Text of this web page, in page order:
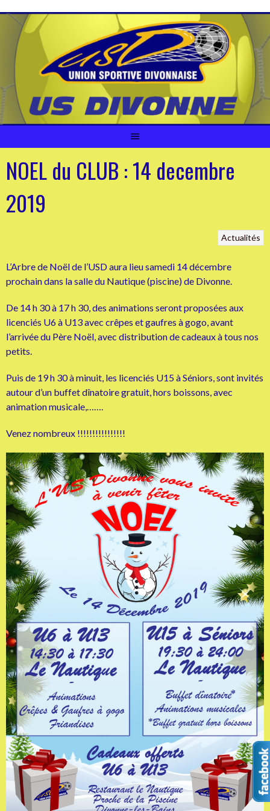
contenu
NOEL du CLUB : 14 decembre
2019
Actualités
L’Arbre de Noël de l’USD aura lieu samedi 14 décembre
prochain dans la salle du Nautique (piscine) de Divonne.
De 14 h 30 à 17 h 30, des animations seront proposées aux
licenciés U6 à U13 avec crêpes et gaufres à gogo, avant
l’arrivée du Père Noël, avec distribution de cadeaux à tous nos
petits.
Puis de 19 h 30 à minuit, les licenciés U15 à Séniors, sont invités
autour d’un buffet dînatoire gratuit, hors boissons, avec
animation musicale,…….
Venez nombreux !!!!!!!!!!!!!!!!